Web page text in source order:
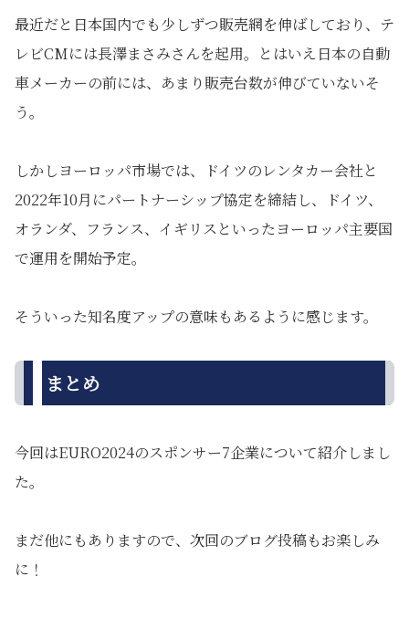
最近だと日本国内でも少しずつ販売網を伸ばしており、テ
レビCMには長澤まさみさんを起用。とはいえ日本の自動
車メーカーの前には、あまり販売台数が伸びていないそ
う。
しかしヨーロッパ市場では、ドイツのレンタカー会社と
2022年10月にパートナーシップ協定を締結し、ドイツ、
オランダ、フランス、イギリスといったヨーロッパ主要国
で運用を開始予定。
そういった知名度アップの意味もあるように感じます。
まとめ
今回はEURO2024のスポンサー7企業について紹介しまし
た。
まだ他にもありますので、次回のブログ投稿もお楽しみ
に！